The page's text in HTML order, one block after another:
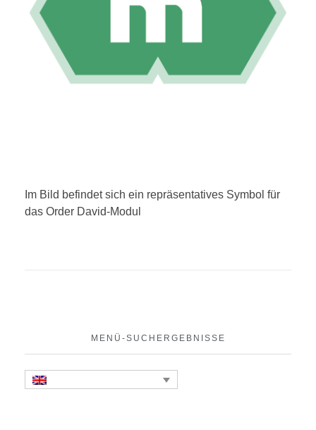
Im Bild befindet sich ein repräsentatives Symbol für
das Order David-Modul
MENÜ-SUCHERGEBNISSE